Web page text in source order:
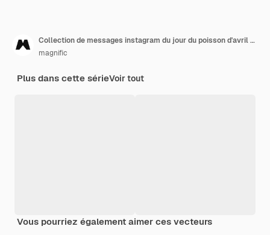
Collection de messages instagram du jour du poisson d'avril dessinés à la main
magnific
Plus dans cette sérieVoir tout
Vous pourriez également aimer ces vecteurs